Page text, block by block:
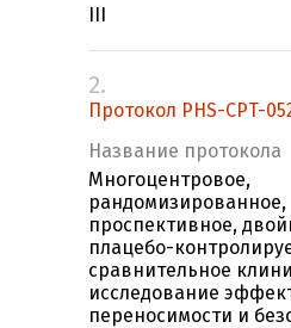
2.
Протокол PHS-CPT-
Название протокола
Многоцентровое,
рандомизированное,
проспективное,
плацебо-
сравнительное
исследование
переносимости и